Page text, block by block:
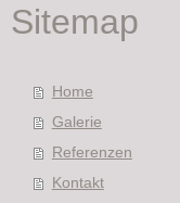
Sitemap
Home
Galerie
Referenzen
Kontakt